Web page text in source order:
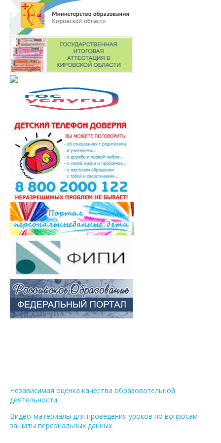
Независимая оценка качества образовательной
деятельности
Видео-материалы для проведения уроков по вопросам
защиты персональных данных